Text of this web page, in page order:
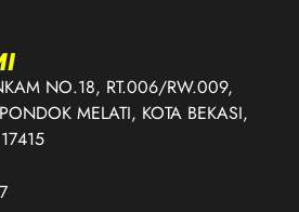
NO.18, RT.006/RW.009,
MELATI, KOTA BEKASI,